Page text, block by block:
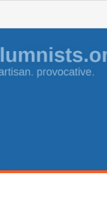
to
content